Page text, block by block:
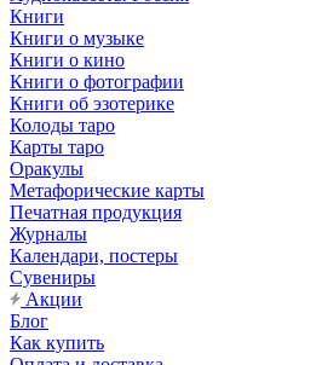
Книги
Книги о музыке
Книги о кино
Книги о фотографии
Книги об эзотерике
Колоды таро
Карты таро
Оракулы
Метафорические карты
Печатная продукция
Журналы
Календари, постеры
Сувениры
Акции
Блог
Как купить